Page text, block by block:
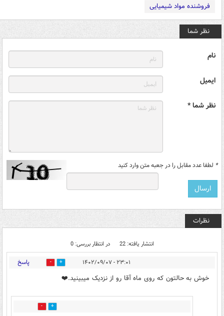
فروشنده مواد شیمیایی
نظر شما
نام
ایمیل
نظر شما *
* لطفا عدد مقابل را در جعبه متن وارد کنید
نظرات
انتشار یافته: 22 در انتظار بررسی: 0
۲۳:۰۱ - ۱۴۰۲/۰۹/۰۷ 32 پاسخ
خوش به حالتون که روی ماه آقا رو از نزدیک میبینید.❤️
23